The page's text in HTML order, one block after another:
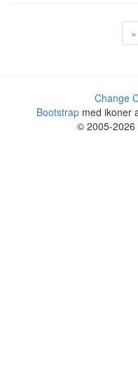
«
Change
Bootstrapmed ikoner
© 2005-2026